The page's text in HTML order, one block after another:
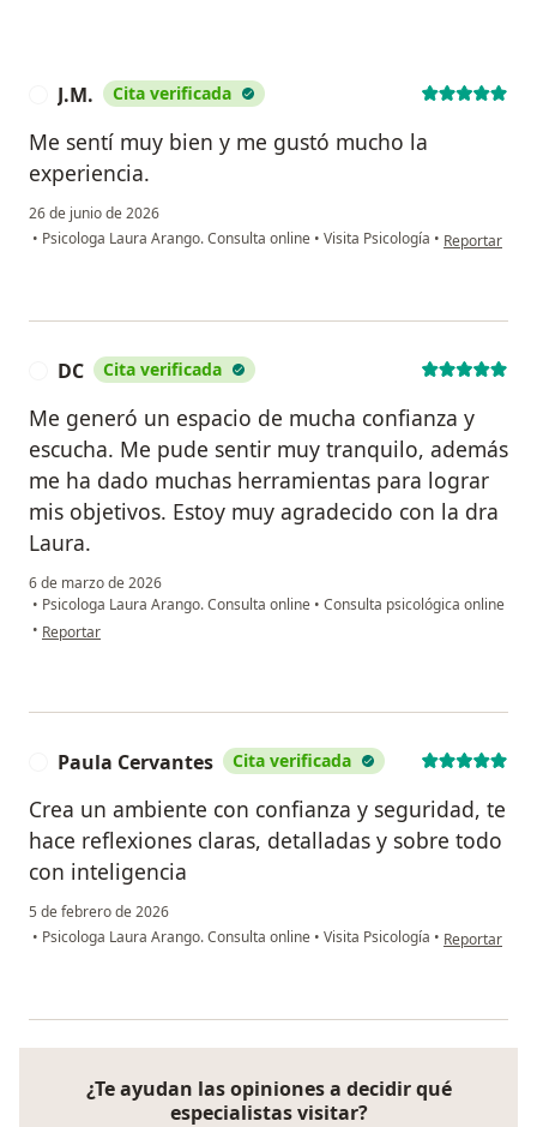
J.M. Cita verificada
Me sentí muy bien y me gustó mucho la
experiencia.
26 de junio de 2026
• Psicologa Laura Arango. Consulta online • Visita Psicología • en opinión
Reportar
DC Cita verificada
Me generó un espacio de mucha confianza y
escucha. Me pude sentir muy tranquilo, además
me ha dado muchas herramientas para lograr
mis objetivos. Estoy muy agradecido con la dra
Laura.
6 de marzo de 2026
• Psicologa Laura Arango. Consulta online • Consulta psicológica online
• en opinión del usuario DC
Reportar
Paula Cervantes Cita verificada
Crea un ambiente con confianza y seguridad, te
hace reflexiones claras, detalladas y sobre todo
con inteligencia
5 de febrero de 2026
• Psicologa Laura Arango. Consulta online • Visita Psicología • en opinión
Reportar
¿Te ayudan las opiniones a decidir qué
especialistas visitar?